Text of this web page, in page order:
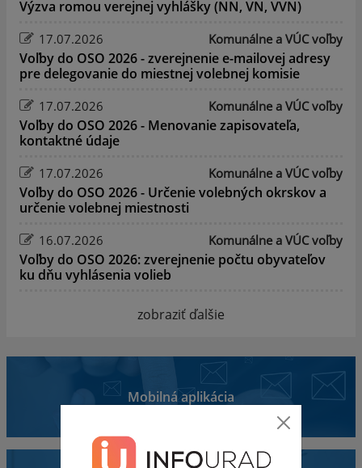
Výzva romou verejnej vyhlášky (NN, VN, VVN)
17.07.2026 Komunálne a VÚC voľby
Voľby do OSO 2026 - zverejnenie e-mailovej adresy
pre delegovanie do miestnej volebnej komisie
17.07.2026 Komunálne a VÚC voľby
Voľby do OSO 2026 - Menovanie zapisovateľa,
kontaktné údaje
17.07.2026 Komunálne a VÚC voľby
Voľby do OSO 2026 - Určenie volebných okrskov a
určenie volebnej miestnosti
16.07.2026 Komunálne a VÚC voľby
Voľby do OSO 2026: zverejnenie počtu obyvateľov
ku dňu vyhlásenia volieb
zobraziť ďalšie
Mobilná aplikácia